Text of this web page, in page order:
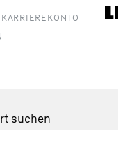
suchen